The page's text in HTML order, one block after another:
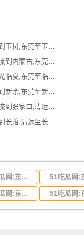
51吃瓜网:东莞到内蒙古物流公司,东莞整车物流到内蒙古,东莞至内蒙古物流专线
51吃瓜网:东莞光临夏物流公司,东莞整车物流光临夏,东莞至临夏物流专线 - 天南
51吃瓜网:东莞到新余物流公司,东莞整车物流到新余,东莞至新余物流专线 - 天南
51吃瓜网:清远到张家口物流公司,清远整车物流到张家口,清远至张家口物流专线
51吃瓜网:清远到长治物流公司,清远整车物流到长治,清远至长治物流专线 - 天南
51吃瓜网:东莞到河北省物流专线,东莞到河北省物流公司
51吃瓜网:东莞到山东省物流专线,东莞到山东省物流公司